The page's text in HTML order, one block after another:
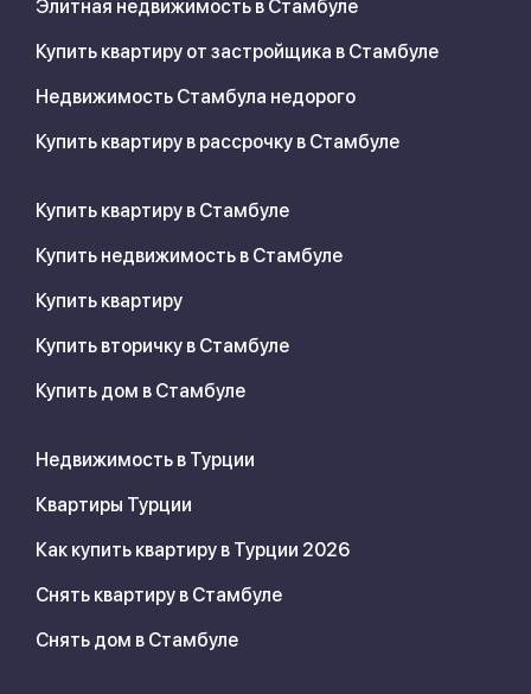
Элитная недвижимость в Стамбуле
Купить квартиру от застройщика в Стамбуле
Недвижимость Стамбула недорого
Купить квартиру в рассрочку в Стамбуле
Купить квартиру в Стамбуле
Купить недвижимость в Стамбуле
Купить квартиру
Купить вторичку в Стамбуле
Купить дом в Стамбуле
Недвижимость в Турции
Квартиры Турции
Как купить квартиру в Турции 2026
Снять квартиру в Стамбуле
Снять дом в Стамбуле